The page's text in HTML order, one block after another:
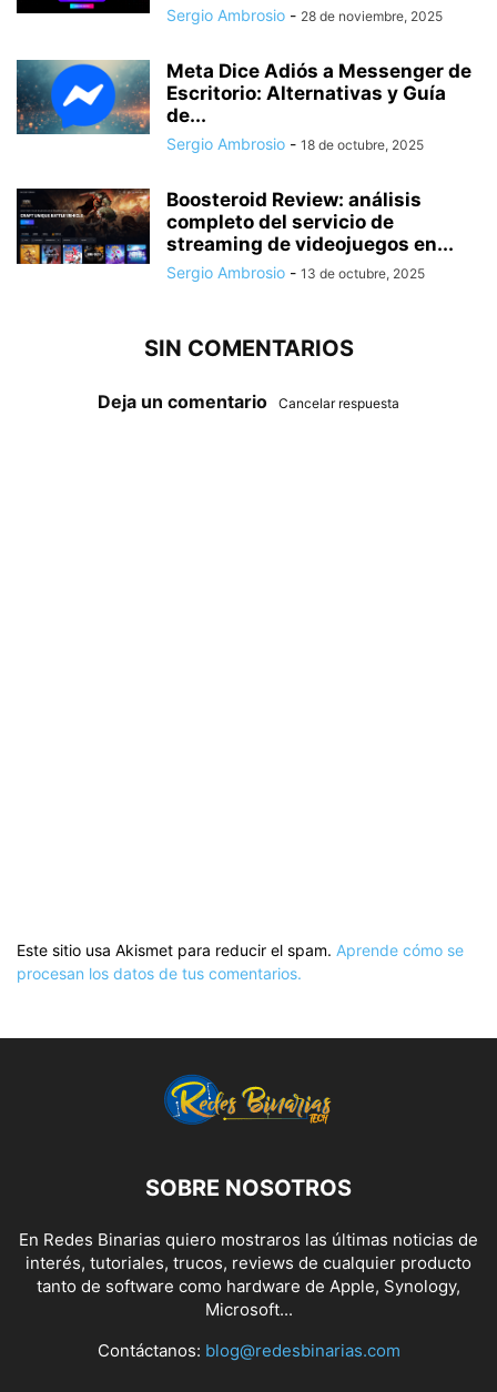
Sergio Ambrosio - 28 de noviembre, 2025
Meta Dice Adiós a Messenger de
Escritorio: Alternativas y Guía
de...
Sergio Ambrosio - 18 de octubre, 2025
Boosteroid Review: análisis
completo del servicio de
streaming de videojuegos en...
Sergio Ambrosio - 13 de octubre, 2025
SIN COMENTARIOS
Deja un comentario Cancelar respuesta
Este sitio usa Akismet para reducir el spam. Aprende cómo se
procesan los datos de tus comentarios.
SOBRE NOSOTROS
En Redes Binarias quiero mostraros las últimas noticias de
interés, tutoriales, trucos, reviews de cualquier producto
tanto de software como hardware de Apple, Synology,
Microsoft...
Contáctanos: blog@redesbinarias.com